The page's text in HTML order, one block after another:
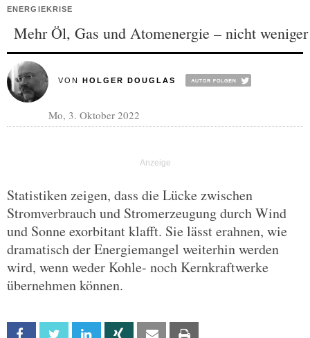
ENERGIEKRISE
Mehr Öl, Gas und Atomenergie – nicht weniger
VON HOLGER DOUGLAS
Mo, 3. Oktober 2022
Statistiken zeigen, dass die Lücke zwischen
Stromverbrauch und Stromerzeugung durch Wind
und Sonne exorbitant klafft. Sie lässt erahnen, wie
dramatisch der Energiemangel weiterhin werden
wird, wenn weder Kohle- noch Kernkraftwerke
übernehmen können.
Facebook Twitter Linkedin Xing Email